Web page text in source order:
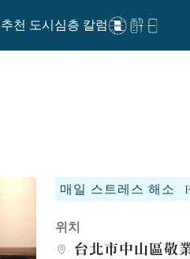
추천 도시심층 칼럼
매일 스트레스 해소
위치
台北市中山區敬